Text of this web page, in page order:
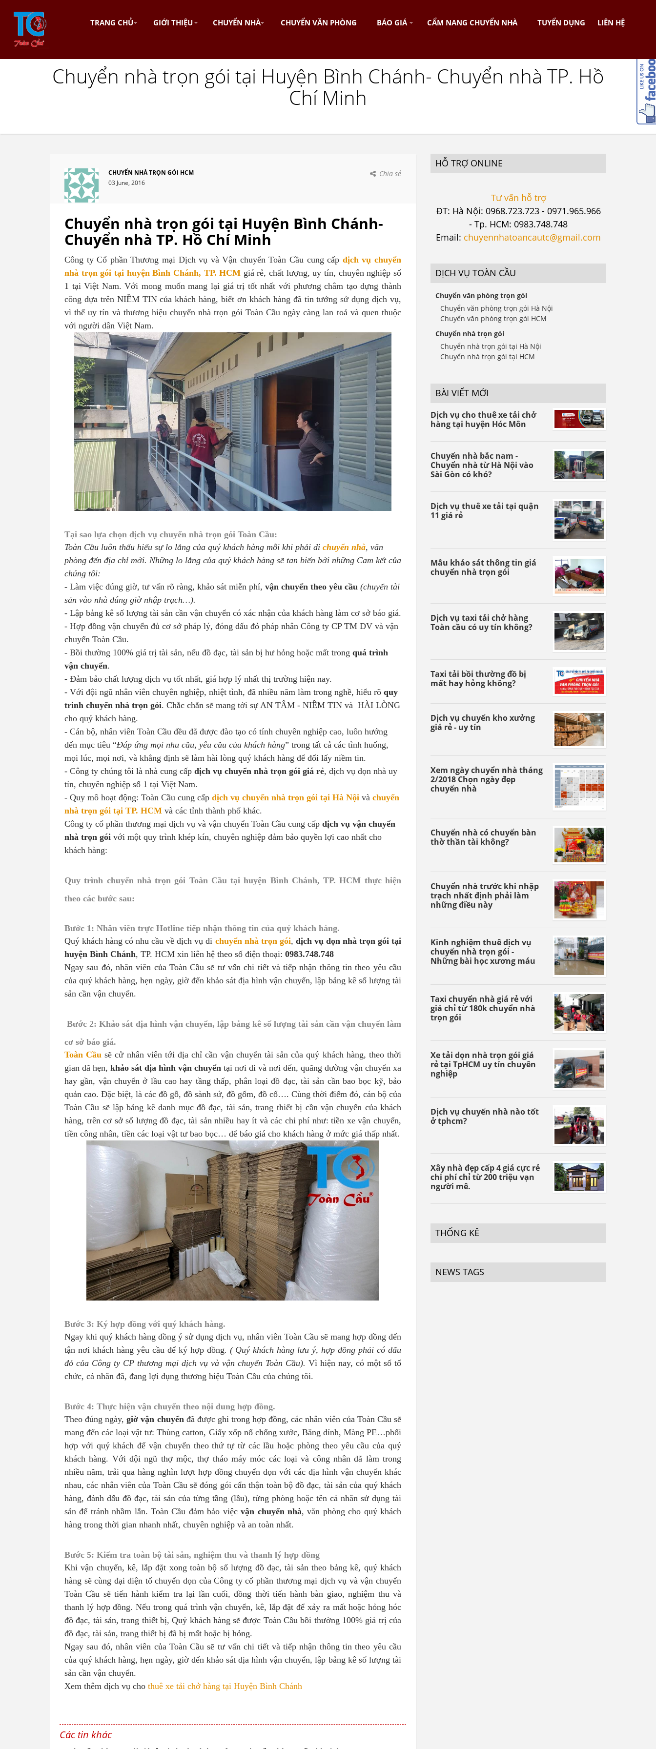
TRANG CHỦ GIỚI THIỆU CHUYỂN NHÀ CHUYỂN VĂN PHÒNG BÁO GIÁ CẨM NANG CHUYỂN NHÀ TUYỂN DỤNG LIÊN HỆ
Chuyển nhà trọn gói tại Huyện Bình Chánh- Chuyển nhà TP. Hồ
Chí Minh
CHUYỂN NHÀ TRỌN GÓI HCM
03 June, 2016
Chia sẻ
Chuyển nhà trọn gói tại Huyện Bình Chánh-
Chuyển nhà TP. Hồ Chí Minh
Công ty Cổ phần Thương mại Dịch vụ và Vận chuyển Toàn Cầu cung cấp dịch vụ chuyển
nhà trọn gói tại huyện Bình Chánh, TP. HCM giá rẻ, chất lượng, uy tín, chuyên nghiệp số
1 tại Việt Nam. Với mong muốn mang lại giá trị tốt nhất với phương châm tạo dựng thành
công dựa trên NIỀM TIN của khách hàng, biết ơn khách hàng đã tin tưởng sử dụng dịch vụ,
vì thế uy tín và thương hiệu chuyển nhà trọn gói Toàn Cầu ngày càng lan toả và quen thuộc
với người dân Việt Nam.
Tại sao lựa chọn dịch vụ chuyển nhà trọn gói Toàn Cầu:
Toàn Cầu luôn thấu hiểu sự lo lắng của quý khách hàng mỗi khi phải di chuyển nhà, văn
phòng đến địa chỉ mới. Những lo lắng của quý khách hàng sẽ tan biến bới những Cam kết của
chúng tôi:
- Làm việc đúng giờ, tư vấn rõ ràng, khảo sát miễn phí, vận chuyển theo yêu cầu (chuyển tài
sản vào nhà đúng giờ nhập trạch…).
- Lập bảng kê số lượng tài sản cần vận chuyển có xác nhận của khách hàng làm cơ sở báo giá.
- Hợp đồng vận chuyển đủ cơ sở pháp lý, đóng dấu đỏ pháp nhân Công ty CP TM DV và vận
chuyển Toàn Cầu.
- Bồi thường 100% giá trị tài sản, nếu đồ đạc, tài sản bị hư hỏng hoặc mất trong quá trình
vận chuyển.
- Đảm bảo chất lượng dịch vụ tốt nhất, giá hợp lý nhất thị trường hiện nay.
- Với đội ngũ nhân viên chuyên nghiệp, nhiệt tình, đã nhiều năm làm trong nghề, hiểu rõ quy
trình chuyển nhà trọn gói. Chắc chắn sẽ mang tới sự AN TÂM - NIỀM TIN và HÀI LÒNG
cho quý khách hàng.
- Cán bộ, nhân viên Toàn Cầu đều đã được đào tạo có tính chuyên nghiệp cao, luôn hướng
đến mục tiêu “Đáp ứng mọi nhu cầu, yêu cầu của khách hàng” trong tất cả các tình huống,
mọi lúc, mọi nơi, và khẳng định sẽ làm hài lòng quý khách hàng để đổi lấy niềm tin.
- Công ty chúng tôi là nhà cung cấp dịch vụ chuyển nhà trọn gói giá rẻ, dịch vụ dọn nhà uy
tín, chuyên nghiệp số 1 tại Việt Nam.
- Quy mô hoạt động: Toàn Cầu cung cấp dịch vụ chuyển nhà trọn gói tại Hà Nội và chuyển
nhà trọn gói tại TP. HCM và các tỉnh thành phố khác.
Công ty cổ phần thương mại dịch vụ và vận chuyển Toàn Cầu cung cấp dịch vụ vận chuyển
nhà trọn gói với một quy trình khép kín, chuyên nghiệp đảm bảo quyền lợi cao nhất cho
khách hàng:
Quy trình chuyển nhà trọn gói Toàn Cầu tại huyện Bình Chánh, TP. HCM thực hiện
theo các bước sau:
Bước 1: Nhân viên trực Hotline tiếp nhận thông tin của quý khách hàng.
Quý khách hàng có nhu cầu về dịch vụ di chuyển nhà trọn gói, dịch vụ dọn nhà trọn gói tại
huyện Bình Chánh, TP. HCM xin liên hệ theo số điện thoại: 0983.748.748
Ngay sau đó, nhân viên của Toàn Cầu sẽ tư vấn chi tiết và tiếp nhận thông tin theo yêu cầu
của quý khách hàng, hẹn ngày, giờ đến khảo sát địa hình vận chuyển, lập bảng kê số lượng tài
sản cần vận chuyển.
Bước 2: Khảo sát địa hình vận chuyển, lập bảng kê số lượng tài sản cần vận chuyển làm
cơ sở báo giá.
Toàn Cầusẽ cử nhân viên tới địa chỉ cần vận chuyển tài sản của quý khách hàng, theo thời
gian đã hẹn, khảo sát địa hình vận chuyển tại nơi đi và nơi đến, quãng đường vận chuyển xa
hay gần, vận chuyển ở lầu cao hay tầng thấp, phân loại đồ đạc, tài sản cần bao bọc kỹ, bảo
quản cao. Đặc biệt, là các đồ gỗ, đồ sành sứ, đồ gốm, đồ cổ…. Cùng thời điểm đó, cán bộ của
Toàn Cầu sẽ lập bảng kê danh mục đồ đạc, tài sản, trang thiết bị cần vận chuyển của khách
hàng, trên cơ sở số lượng đồ đạc, tài sản nhiều hay ít và các chi phí như: tiền xe vận chuyển,
tiền công nhân, tiền các loại vật tư bao bọc… để báo giá cho khách hàng ở mức giá thấp nhất.
Bước 3: Ký hợp đồng với quý khách hàng.
Ngay khi quý khách hàng đồng ý sử dụng dịch vụ, nhân viên Toàn Cầu sẽ mang hợp đồng đến
tận nơi khách hàng yêu cầu để ký hợp đồng. ( Quý khách hàng lưu ý, hợp đồng phải có dấu
đỏ của Công ty CP thương mại dịch vụ và vận chuyển Toàn Cầu). Vì hiện nay, có một số tổ
chức, cá nhân đã, đang lợi dụng thương hiệu Toàn Cầu của chúng tôi.
Bước 4: Thực hiện vận chuyển theo nội dung hợp đồng.
Theo đúng ngày,giờ vận chuyểnđã được ghi trong hợp đồng, các nhân viên của Toàn Cầu sẽ
mang đến các loại vật tư: Thùng catton, Giấy xốp nổ chống xước, Băng dính, Màng PE…phối
hợp với quý khách để vận chuyển theo thứ tự từ các lầu hoặc phòng theo yêu cầu của quý
khách hàng. Với đội ngũ thợ mộc, thợ tháo máy móc các loại và công nhân đã làm trong
nhiều năm, trải qua hàng nghìn lượt hợp đồng chuyển dọn với các địa hình vận chuyển khác
nhau, các nhân viên của Toàn Cầu sẽ đóng gói cẩn thận toàn bộ đồ đạc, tài sản của quý khách
hàng, đánh dấu đồ đạc, tài sản của từng tầng (lầu), từng phòng hoặc tên cá nhân sử dụng tài
sản để tránh nhầm lẫn. Toàn Cầu đảm bảo việcvận chuyển nhà, văn phòng cho quý khách
hàng trong thời gian nhanh nhất, chuyên nghiệp và an toàn nhất.
Bước 5: Kiểm tra toàn bộ tài sản, nghiệm thu và thanh lý hợp đồng
Khi vận chuyển, kê, lắp đặt xong toàn bộ số lượng đồ đạc, tài sản theo bảng kê, quý khách
hàng sẽ cùng đại diện tổ chuyển dọn của Công ty cổ phần thương mại dịch vụ và vận chuyển
Toàn Cầu sẽ tiến hành kiểm tra lại lần cuối, đồng thời tiến hành bàn giao, nghiệm thu và
thanh lý hợp đồng. Nếu trong quá trình vận chuyển, kê, lắp đặt để xảy ra mất hoặc hỏng hóc
đồ đạc, tài sản, trang thiết bị, Quý khách hàng sẽ được Toàn Cầu bồi thường 100% giá trị của
đồ đạc, tài sản, trang thiết bị đã bị mất hoặc bị hỏng.
Ngay sau đó, nhân viên của Toàn Cầu sẽ tư vấn chi tiết và tiếp nhận thông tin theo yêu cầu
của quý khách hàng, hẹn ngày, giờ đến khảo sát địa hình vận chuyển, lập bảng kê số lượng tài
sản cần vận chuyển.
Xem thêm dịch vụ cho thuê xe tải chở hàng tại Huyện Bình Chánh
Các tin khác
HỖ TRỢ ONLINE
Tư vấn hỗ trợ
ĐT: Hà Nội: 0968.723.723 - 0971.965.966
- Tp. HCM: 0983.748.748
Email: chuyennhatoancautc@gmail.com
DỊCH VỤ TOÀN CẦU
Chuyển văn phòng trọn gói
Chuyển văn phòng trọn gói Hà Nội
Chuyển văn phòng trọn gói HCM
Chuyển nhà trọn gói
Chuyển nhà trọn gói tại Hà Nội
Chuyển nhà trọn gói tại HCM
BÀI VIẾT MỚI
Dịch vụ cho thuê xe tải chở
hàng tại huyện Hóc Môn
Chuyển nhà bắc nam -
Chuyển nhà từ Hà Nội vào
Sài Gòn có khó?
Dịch vụ thuê xe tải tại quận
11 giá rẻ
Mẫu khảo sát thông tin giá
chuyển nhà trọn gói
Dịch vụ taxi tải chở hàng
Toàn cầu có uy tín không?
Taxi tải bồi thường đồ bị
mất hay hỏng không?
Dịch vụ chuyển kho xưởng
giá rẻ - uy tín
Xem ngày chuyển nhà tháng
2/2018 Chọn ngày đẹp
chuyển nhà
Chuyển nhà có chuyển bàn
thờ thần tài không?
Chuyển nhà trước khi nhập
trạch nhất định phải làm
những điều này
Kinh nghiệm thuê dịch vụ
chuyển nhà trọn gói -
Những bài học xương máu
Taxi chuyển nhà giá rẻ với
giá chỉ từ 180k chuyển nhà
trọn gói
Xe tải dọn nhà trọn gói giá
rẻ tại TpHCM uy tín chuyên
nghiệp
Dịch vụ chuyển nhà nào tốt
ở tphcm?
Xây nhà đẹp cấp 4 giá cực rẻ
chi phí chỉ từ 200 triệu vạn
người mê.
THỐNG KÊ
NEWS TAGS